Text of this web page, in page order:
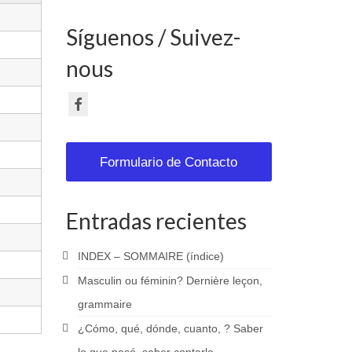
Síguenos / Suivez-
nous
Formulario de Contacto
Entradas recientes
INDEX – SOMMAIRE (índice)
Masculin ou féminin? Dernière leçon,
grammaire
¿Cómo, qué, dónde, cuanto, ? Saber